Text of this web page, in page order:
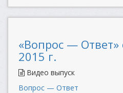
«Вопрос — Ответ»
2015 г.
Видео выпуск
Вопрос — Ответ